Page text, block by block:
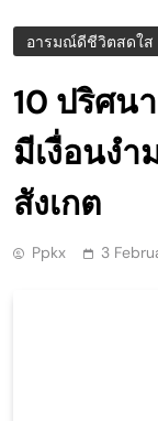
อารมณ์ดีชีวิตสดใส
10 ปริศน
มีเงื่อนง
สังเกต
Ppkx 3